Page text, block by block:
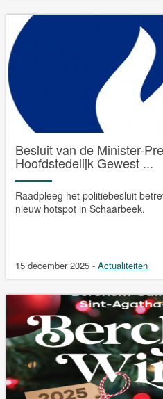
Besluit van de Minister-
Hoofdstedelijk Gewest ...
Raadpleeg het politiebesluit
nieuw hotspot in Schaarbeek.
15 december 2025 - Actualiteiten